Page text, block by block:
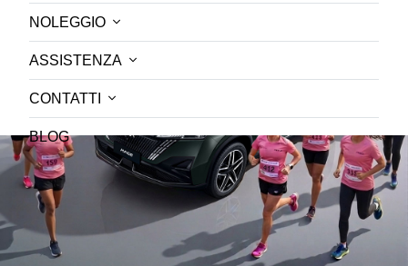
NOLEGGIO
ASSISTENZA
CONTATTI
BLOG